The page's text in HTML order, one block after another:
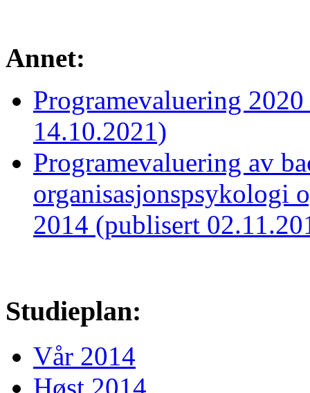
Annet:
Programevaluering
14.10.2021)
Programevaluering av
organisasjonspsykologi
2014 (publisert
Studieplan:
Vår 2014